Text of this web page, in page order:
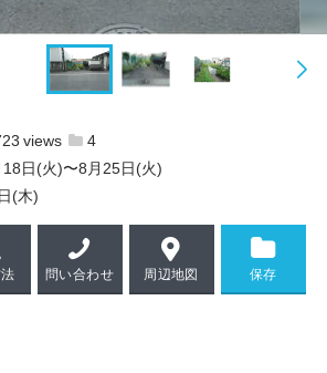
4
日(火)〜8月25日(火)
(木)
問い合わせ 周辺地図